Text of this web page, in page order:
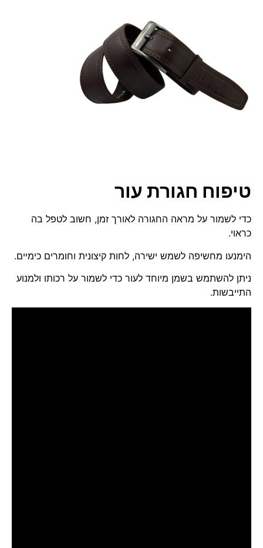
טיפוח חגורת עור
כדי לשמור על מראה החגורה לאורך זמן, חשוב לטפל בה
כראוי.
הימנעו מחשיפה לשמש ישירה, לחות קיצונית וחומרים כימיים.
ניתן להשתמש בשמן מיוחד לעור כדי לשמור על רכותו ולמנוע
התייבשות.